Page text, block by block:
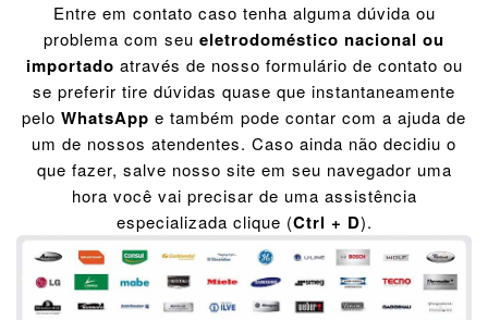
Entre em contato caso tenha alguma dúvida ou
problema com seu eletrodoméstico nacional ou
importado através de nosso formulário de contato ou
se preferir tire dúvidas quase que instantaneamente
pelo WhatsApp e também pode contar com a ajuda de
um de nossos atendentes. Caso ainda não decidiu o
que fazer, salve nosso site em seu navegador uma
hora você vai precisar de uma assistência
especializada clique (Ctrl + D).